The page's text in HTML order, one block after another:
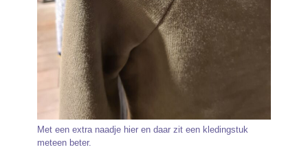
Met een extra naadje hier en daar zit een kledingstuk
meteen beter.